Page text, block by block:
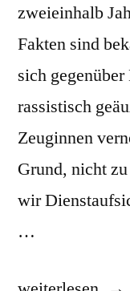
zweieinhalb
Fakten sind
sich
rassistisch
Zeuginnen
Grund, nicht
wir
…